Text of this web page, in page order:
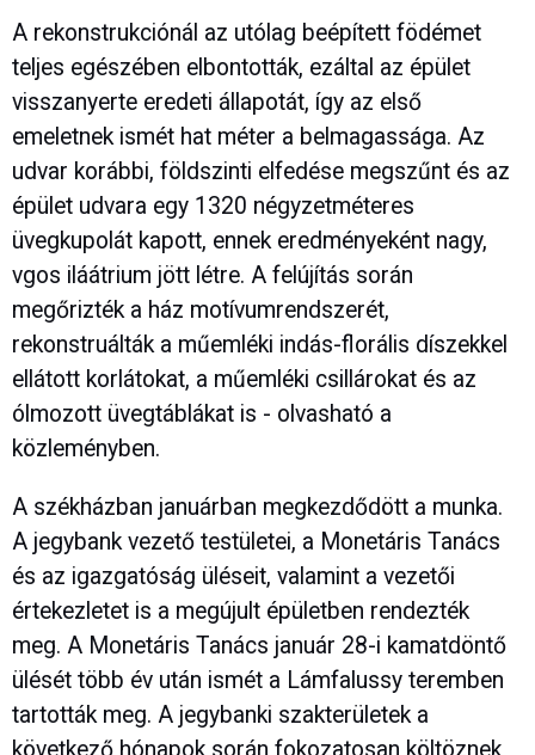
A rekonstrukciónál az utólag beépített födémet
teljes egészében elbontották, ezáltal az épület
visszanyerte eredeti állapotát, így az első
emeletnek ismét hat méter a belmagassága. Az
udvar korábbi, földszinti elfedése megszűnt és az
épület udvara egy 1320 négyzetméteres
üvegkupolát kapott, ennek eredményeként nagy,
vgos iláátrium jött létre. A felújítás során
megőrizték a ház motívumrendszerét,
rekonstruálták a műemléki indás-florális díszekkel
ellátott korlátokat, a műemléki csillárokat és az
ólmozott üvegtáblákat is - olvasható a
közleményben.
A székházban januárban megkezdődött a munka.
A jegybank vezető testületei, a Monetáris Tanács
és az igazgatóság üléseit, valamint a vezetői
értekezletet is a megújult épületben rendezték
meg. A Monetáris Tanács január 28-i kamatdöntő
ülését több év után ismét a Lámfalussy teremben
tartották meg. A jegybanki szakterületek a
következő hónapok során fokozatosan költöznek